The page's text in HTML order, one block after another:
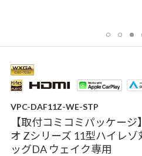
VPC-DAF11Z-WE-STP
【取付コミコミパッケー
オ Zシリーズ 11型ハイレ
ッグDA ウェイク専用